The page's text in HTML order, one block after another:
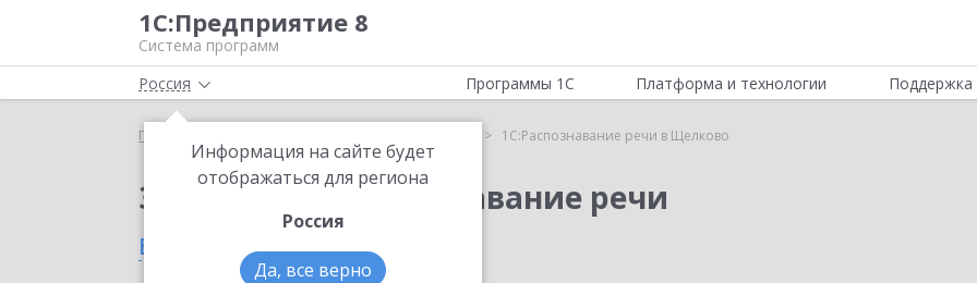
1С:Предприятие 8
Система программ
Россия
Информация на сайте будет
отображаться для региона
Россия
Да, все верно
Программы 1С Платформа и технологии Поддержка
Главная 1С:Распознавание речи в Щелково
Заказать 1С:Распознавание речи
в Щелково